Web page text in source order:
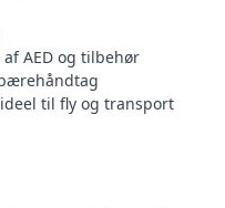
AED og tilbehør
til fly og transport